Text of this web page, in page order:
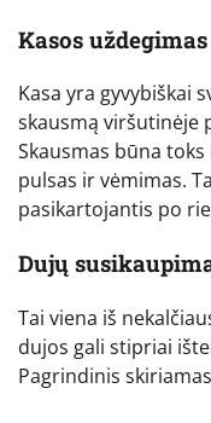
Kasos
Kasa yra gyvybiškai
skausmą viršutinėje
Skausmas būna
pulsas ir vėmimas.
pasikartojantis po
Dujų
Tai viena iš
dujos gali stipriai
Pagrindinis